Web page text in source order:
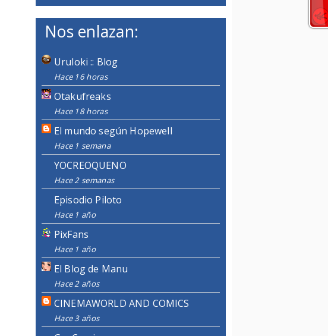
Nos enlazan:
Uruloki :: Blog
Hace 16 horas
Otakufreaks
Hace 18 horas
El mundo según Hopewell
Hace 1 semana
YOCREOQUENO
Hace 2 semanas
Episodio Piloto
Hace 1 año
PixFans
Hace 1 año
El Blog de Manu
Hace 2 años
CINEMAWORLD AND COMICS
Hace 3 años